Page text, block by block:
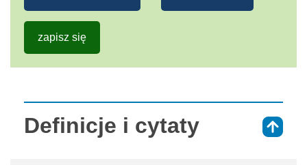
zapisz się
Definicje i cytaty